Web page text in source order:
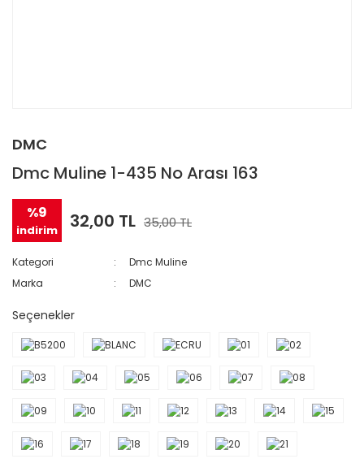
DMC
Dmc Muline 1-435 No Arası 163
%9
indirim 32,00 TL 35,00 TL
Kategori
Dmc Muline
Marka
DMC
Seçenekler